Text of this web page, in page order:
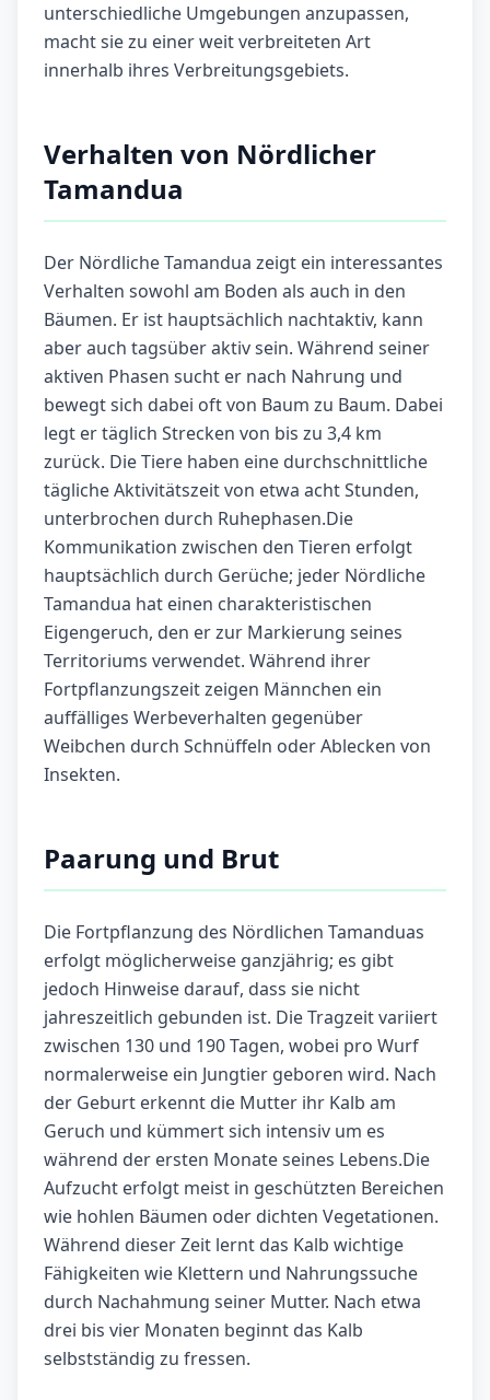
unterschiedliche Umgebungen anzupassen,
macht sie zu einer weit verbreiteten Art
innerhalb ihres Verbreitungsgebiets.
Verhalten von Nördlicher
Tamandua
Der Nördliche Tamandua zeigt ein interessantes
Verhalten sowohl am Boden als auch in den
Bäumen. Er ist hauptsächlich nachtaktiv, kann
aber auch tagsüber aktiv sein. Während seiner
aktiven Phasen sucht er nach Nahrung und
bewegt sich dabei oft von Baum zu Baum. Dabei
legt er täglich Strecken von bis zu 3,4 km
zurück. Die Tiere haben eine durchschnittliche
tägliche Aktivitätszeit von etwa acht Stunden,
unterbrochen durch Ruhephasen.Die
Kommunikation zwischen den Tieren erfolgt
hauptsächlich durch Gerüche; jeder Nördliche
Tamandua hat einen charakteristischen
Eigengeruch, den er zur Markierung seines
Territoriums verwendet. Während ihrer
Fortpflanzungszeit zeigen Männchen ein
auffälliges Werbeverhalten gegenüber
Weibchen durch Schnüffeln oder Ablecken von
Insekten.
Paarung und Brut
Die Fortpflanzung des Nördlichen Tamanduas
erfolgt möglicherweise ganzjährig; es gibt
jedoch Hinweise darauf, dass sie nicht
jahreszeitlich gebunden ist. Die Tragzeit variiert
zwischen 130 und 190 Tagen, wobei pro Wurf
normalerweise ein Jungtier geboren wird. Nach
der Geburt erkennt die Mutter ihr Kalb am
Geruch und kümmert sich intensiv um es
während der ersten Monate seines Lebens.Die
Aufzucht erfolgt meist in geschützten Bereichen
wie hohlen Bäumen oder dichten Vegetationen.
Während dieser Zeit lernt das Kalb wichtige
Fähigkeiten wie Klettern und Nahrungssuche
durch Nachahmung seiner Mutter. Nach etwa
drei bis vier Monaten beginnt das Kalb
selbstständig zu fressen.